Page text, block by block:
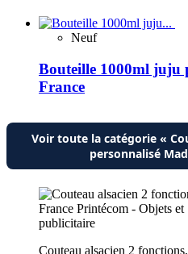
Neuf
Bouteille 1000ml juju
France
Voir toute la catégorie «
personnalisé
Couteau alsacien 2